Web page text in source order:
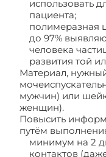
использовать
пациента;
полимеразная
до 97%
человека
развития той
Материал,
мужчин) или
женщин).
Повысить
путём
минимум на 2
контактов